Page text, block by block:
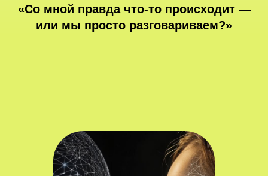
«Со мной правда что-то происходит —
или мы просто разговариваем?»